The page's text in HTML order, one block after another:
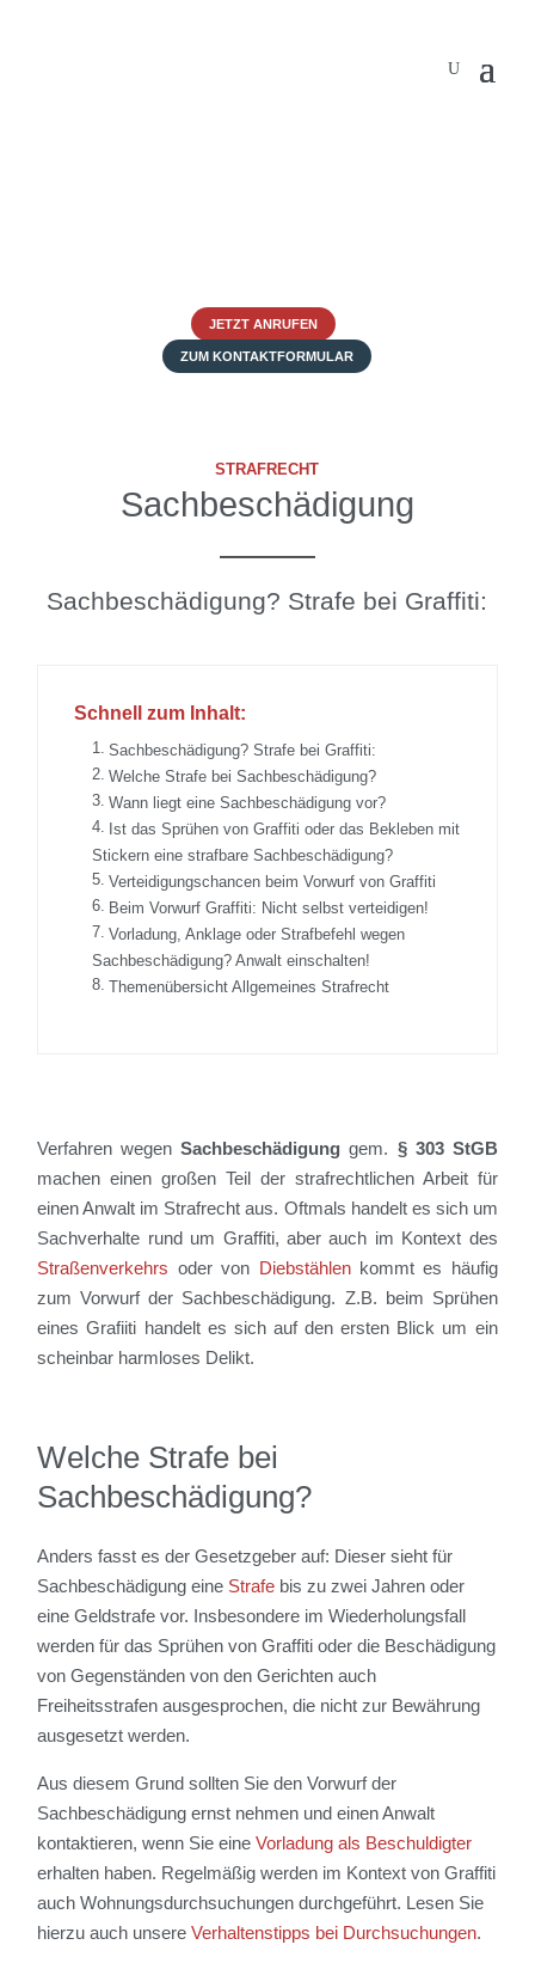
JETZT ANRUFEN
ZUM KONTAKTFORMULAR
STRAFRECHT
Sachbeschädigung
Sachbeschädigung? Strafe bei Graffiti:
Schnell zum Inhalt:
Sachbeschädigung? Strafe bei Graffiti:
Welche Strafe bei Sachbeschädigung?
Wann liegt eine Sachbeschädigung vor?
Ist das Sprühen von Graffiti oder das Bekleben mit
Stickern eine strafbare Sachbeschädigung?
Verteidigungschancen beim Vorwurf von Graffiti
Beim Vorwurf Graffiti: Nicht selbst verteidigen!
Vorladung, Anklage oder Strafbefehl wegen
Sachbeschädigung? Anwalt einschalten!
Themenübersicht Allgemeines Strafrecht
Verfahren wegenSachbeschädigung gem. § 303 StGB
machen einen großen Teil der strafrechtlichen Arbeit für
einen Anwalt im Strafrecht aus. Oftmals handelt es sich um
Sachverhalte rund um Graffiti, aber auch im Kontext des
Straßenverkehrs oder von Diebstählen kommt es häufig
zum Vorwurf der Sachbeschädigung. Z.B. beim Sprühen
eines Grafiiti handelt es sich auf den ersten Blick um ein
scheinbar harmloses Delikt.
Welche Strafe bei
Sachbeschädigung?
Anders fasst es der Gesetzgeber auf: Dieser sieht für
Sachbeschädigung eine Strafe bis zu zwei Jahren oder
eine Geldstrafe vor. Insbesondere im Wiederholungsfall
werden für das Sprühen von Graffiti oder die Beschädigung
von Gegenständen von den Gerichten auch
Freiheitsstrafen ausgesprochen, die nicht zur Bewährung
ausgesetzt werden.
Aus diesem Grund sollten Sie den Vorwurf der
Sachbeschädigung ernst nehmen und einen Anwalt
kontaktieren, wenn Sie eineVorladung als Beschuldigter
erhalten haben. Regelmäßig werden im Kontext von Graffiti
auch Wohnungsdurchsuchungen durchgeführt. Lesen Sie
hierzu auch unsereVerhaltenstipps bei Durchsuchungen.